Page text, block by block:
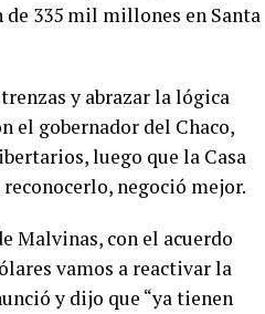
335 mil millones en Santa
y abrazar la lógica
el gobernador del Chaco,
luego que la Casa
negoció mejor.
Malvinas, con el acuerdo
vamos a reactivar la
y dijo que “ya tienen